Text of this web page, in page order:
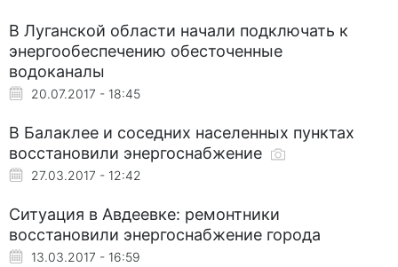
В Луганской области начали подключать к
энергообеспечению обесточенные
водоканалы
20.07.2017 - 18:45
В Балаклее и соседних населенных пунктах
восстановили энергоснабжение
27.03.2017 - 12:42
Ситуация в Авдеевке: ремонтники
восстановили энергоснабжение города
13.03.2017 - 16:59